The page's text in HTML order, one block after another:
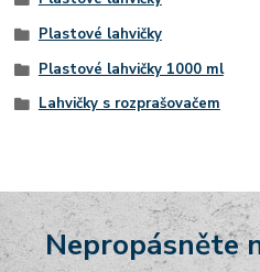
Plastové lahvičky
Plastové lahvičky 1000 ml
Lahvičky s rozprašovačem
Nepropásněte